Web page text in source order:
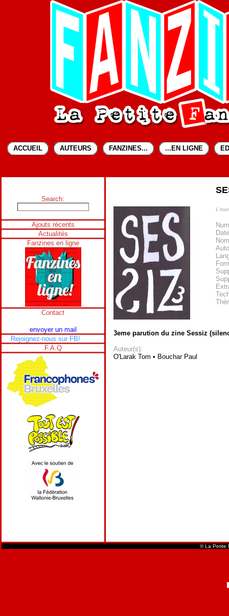
ACCUEIL AUTEURS FANZINES... ...EN LIGNE
Search:
Ajouts récents
Actualités
Fanzines en ligne
Contact
envoyer un mail
Rejoignez-nous sur FB!
F.A.Q
3eme parution du zine Sessiz
Auteur(s):
O'Larak Tom • Bouchar Paul
© La Petite